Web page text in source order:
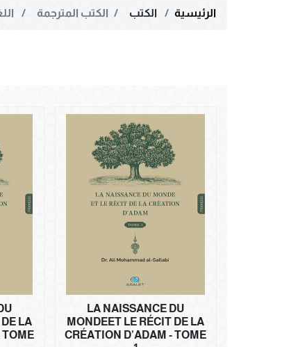
الرئيسية الكتب الكتب المترجمة
LA NAISSANCE DU
MONDEET LE RÉCIT DE LA
CRÉATION D’ADAM - TOME
LA
TOME